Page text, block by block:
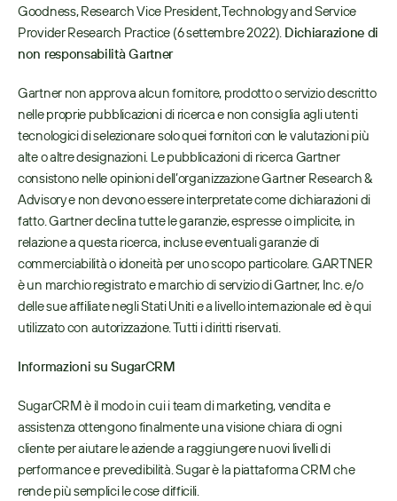
Goodness, Research Vice President, Technology and Service
Provider Research Practice (6 settembre 2022). Dichiarazione di
non responsabilità Gartner
Gartner non approva alcun fornitore, prodotto o servizio descritto
nelle proprie pubblicazioni di ricerca e non consiglia agli utenti
tecnologici di selezionare solo quei fornitori con le valutazioni più
alte o altre designazioni. Le pubblicazioni di ricerca Gartner
consistono nelle opinioni dell’organizzazione Gartner Research &
Advisory e non devono essere interpretate come dichiarazioni di
fatto. Gartner declina tutte le garanzie, espresse o implicite, in
relazione a questa ricerca, incluse eventuali garanzie di
commerciabilità o idoneità per uno scopo particolare. GARTNER
è un marchio registrato e marchio di servizio di Gartner, Inc. e/o
delle sue affiliate negli Stati Uniti e a livello internazionale ed è qui
utilizzato con autorizzazione. Tutti i diritti riservati.
Informazioni su SugarCRM
SugarCRM è il modo in cui i team di marketing, vendita e
assistenza ottengono finalmente una visione chiara di ogni
cliente per aiutare le aziende a raggiungere nuovi livelli di
performance e prevedibilità. Sugar è la piattaforma CRM che
rende più semplici le cose difficili.